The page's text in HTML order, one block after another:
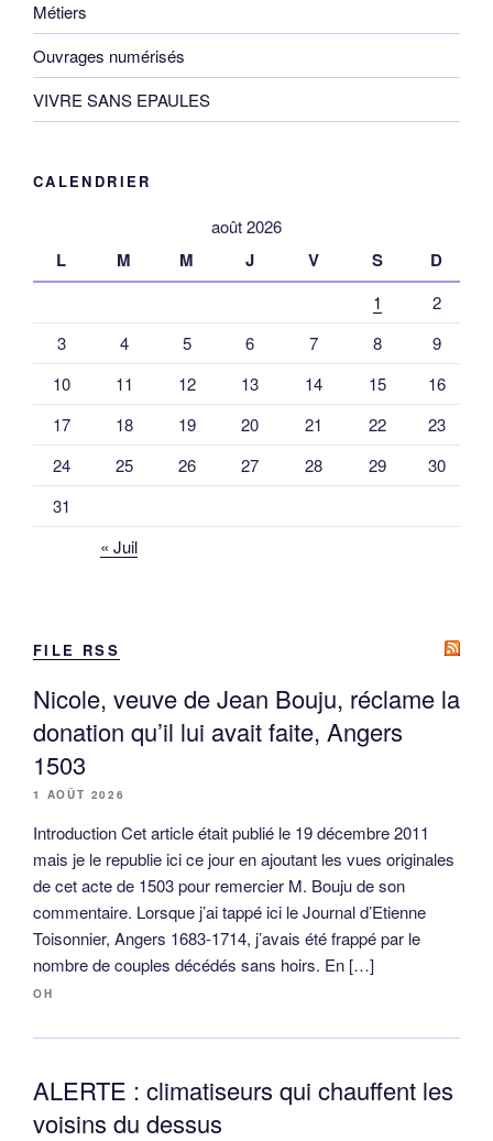
Métiers
Ouvrages numérisés
VIVRE SANS EPAULES
CALENDRIER
août 2026
L M M J V S D
1
2
3
4 5 6 7 8
9
10
11 12 13 14 15
16
17
18 19 20 21 22
23
24
25 26 27 28 29
30
31
« Juil
FILE RSS
Nicole, veuve de Jean Bouju, réclame la
donation qu’il lui avait faite, Angers
1503
1 AOÛT 2026
Introduction Cet article était publié le 19 décembre 2011
mais je le republie ici ce jour en ajoutant les vues originales
de cet acte de 1503 pour remercier M. Bouju de son
commentaire. Lorsque j’ai tappé ici le Journal d’Etienne
Toisonnier, Angers 1683-1714, j’avais été frappé par le
nombre de couples décédés sans hoirs. En […]
OH
ALERTE : climatiseurs qui chauffent les
voisins du dessus